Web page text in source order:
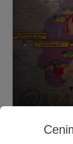
Nowa